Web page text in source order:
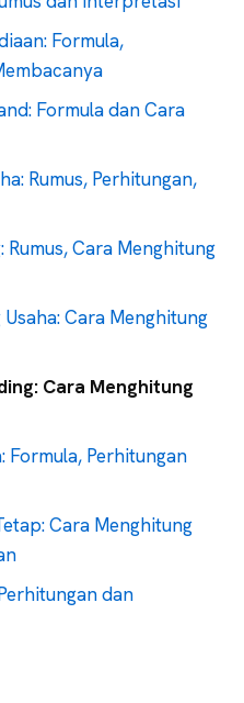
Formula,
Formula dan Cara
Rumus, Perhitungan,
Rumus, Cara Menghitung
Cara Menghitung
Cara Menghitung
Formula, Perhitungan
Cara Menghitung
dan